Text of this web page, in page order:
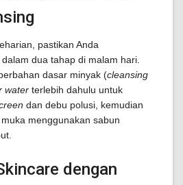
pastikan Anda
dua tahap di malam hari.
dasar minyak (cleansing
water terlebih dahulu untuk
dan debu polusi, kemudian
menggunakan sabun
dengan